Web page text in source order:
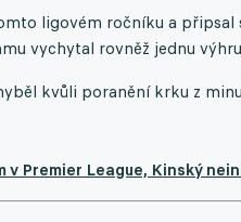
ligovém ročníku a
vychytal rovněž jednu
kvůli poranění krku z
Premier League, Kinský